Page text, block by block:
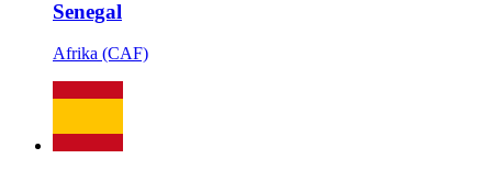
Senegal
Afrika (CAF)